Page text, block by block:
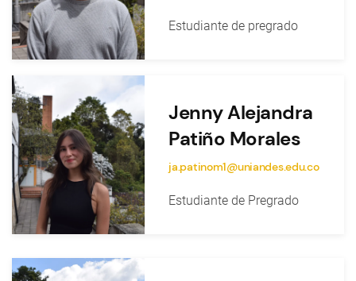
Estudiante de pregrado
Jenny Alejandra
Patiño Morales
ja.patinom1@uniandes.edu.co
Estudiante de Pregrado